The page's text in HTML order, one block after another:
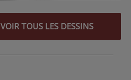
VOIR TOUS LES DESSINS